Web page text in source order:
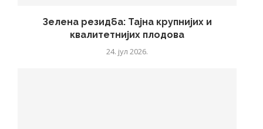
Зелена резидба: Тајна крупнијих и
квалитетнијих плодова
24. јул 2026.